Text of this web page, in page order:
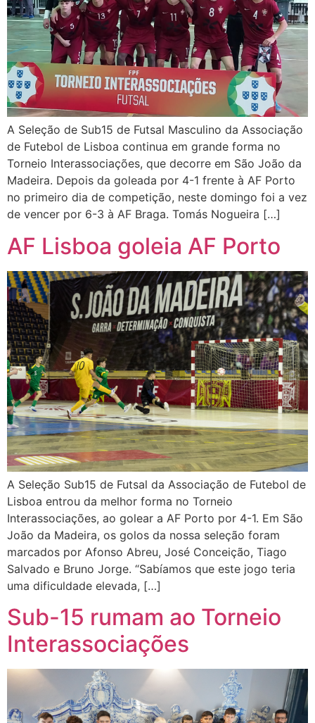
A Seleção de Sub15 de Futsal Masculino da Associação
de Futebol de Lisboa continua em grande forma no
Torneio Interassociações, que decorre em São João da
Madeira. Depois da goleada por 4-1 frente à AF Porto
no primeiro dia de competição, neste domingo foi a vez
de vencer por 6-3 à AF Braga. Tomás Nogueira […]
AF Lisboa goleia AF Porto
A Seleção Sub15 de Futsal da Associação de Futebol de
Lisboa entrou da melhor forma no Torneio
Interassociações, ao golear a AF Porto por 4-1. Em São
João da Madeira, os golos da nossa seleção foram
marcados por Afonso Abreu, José Conceição, Tiago
Salvado e Bruno Jorge. “Sabíamos que este jogo teria
uma dificuldade elevada, […]
Sub-15 rumam ao Torneio
Interassociações